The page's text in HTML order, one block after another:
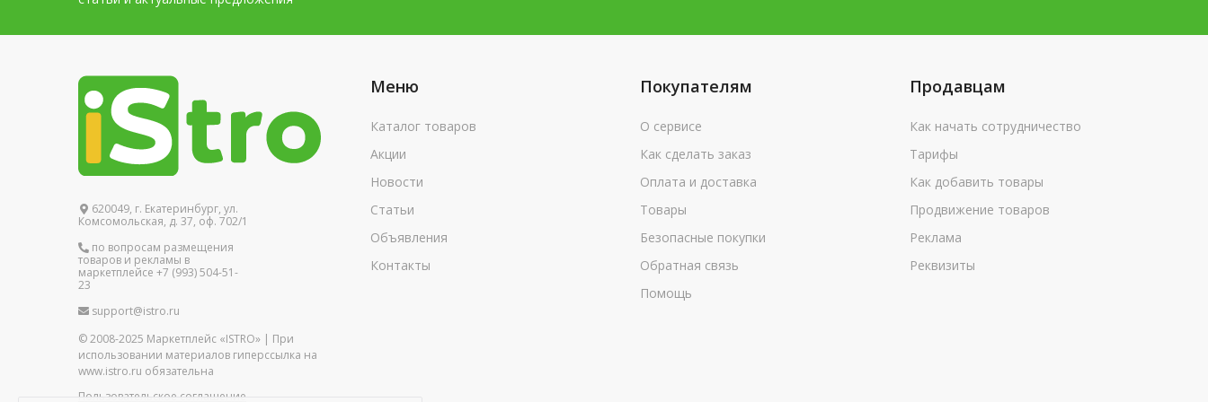
620049, г. Екатеринбург, ул.
Комсомольская, д. 37, оф. 702/1
по вопросам размещения
товаров и рекламы в
маркетплейсе +7 (993) 504-51-
23
support@istro.ru
© 2008-2025 Маркетплейс «ISTRO» | При
использовании материалов гиперссылка на
www.istro.ru обязательна
Пользовательское соглашение
Меню
Каталог товаров
Акции
Новости
Статьи
Объявления
Контакты
Покупателям
О сервисе
Как сделать заказ
Оплата и доставка
Товары
Безопасные покупки
Обратная связь
Помощь
Продавцам
Как начать сотрудничество
Тарифы
Как добавить товары
Продвижение товаров
Реклама
Реквизиты